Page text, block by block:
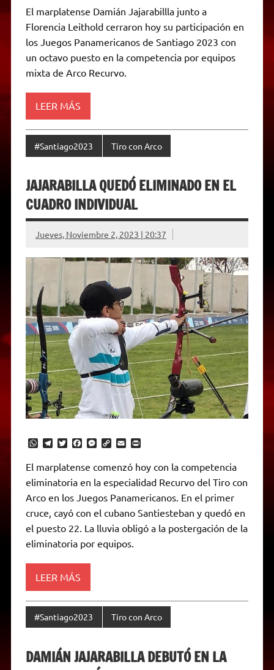
t
s
A
p
p
e
g
a
m
i
t
t
r
e
b
o
k
s
s
e
g
e
p
y
L
n
k
l
n
t
r
i
e
El marplatense Damián Jajarabillla junto a
Florencia Leithold cerraron hoy su participación en
los Juegos Panamericanos de Santiago 2023 con
un octavo puesto en la competencia por equipos
mixta de Arco Recurvo.
LEER MÁS
#Santiago2023 Tiro con Arco
JAJARABILLA QUEDÓ ELIMINADO EN EL
CUADRO INDIVIDUAL
Jueves, Noviembre 2, 2023 | 20:37
W
t
s
p
p
T
e
g
a
m
T
i
t
t
r
F
e
b
o
k
M
s
e
g
e
C
y
L
i
n
k
E
a
i
l
P
n
t
r
i
n
El marplatense comenzó hoy con la competencia
eliminatoria en la especialidad Recurvo del Tiro con
Arco en los Juegos Panamericanos. En el primer
cruce, cayó con el cubano Santiesteban y quedó en
el puesto 22. La lluvia obligó a la postergación de la
eliminatoria por equipos.
LEER MÁS
#Santiago2023 Tiro con Arco
DAMIÁN JAJARABILLA DEBUTÓ EN LA